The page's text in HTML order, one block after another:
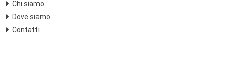
Chi siamo
Dove siamo
Contatti